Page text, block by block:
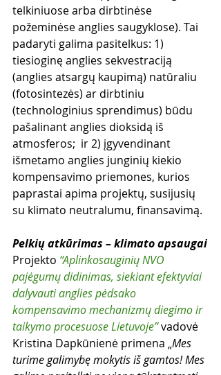
telkiniuose arba dirbtinėse
požeminėse anglies saugyklose). Tai
padaryti galima pasitelkus: 1)
tiesioginę anglies sekvestraciją
(anglies atsargų kaupimą) natūraliu
(fotosintezės) ar dirbtiniu
(technologinius sprendimus) būdu
pašalinant anglies dioksidą iš
atmosferos;  ir 2) įgyvendinant
išmetamo anglies junginių kiekio
kompensavimo priemones, kurios
paprastai apima projektų, susijusių
su klimato neutralumu, finansavimą.
Pelkių atkūrimas – klimato apsaugai
Projekto “Aplinkosauginių NVO
pajėgumų didinimas, siekiant efektyviai
dalyvauti anglies pėdsako
kompensavimo mechanizmų diegimo ir
taikymo procesuose Lietuvoje” vadovė
Kristina Dapkūnienė primena „Mes
turime galimybę mokytis iš gamtos! Mes